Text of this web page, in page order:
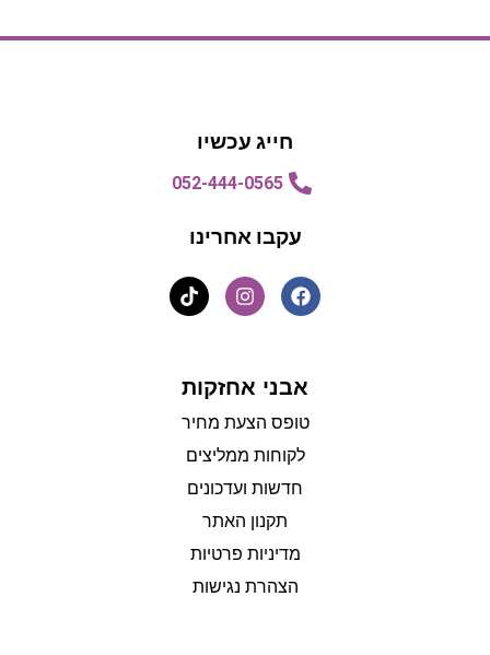
חייג עכשיו
052-444-0565
עקבו אחרינו
אבני אחזקות
טופס הצעת מחיר
לקוחות ממליצים
חדשות ועדכונים
תקנון האתר
מדיניות פרטיות
הצהרת נגישות